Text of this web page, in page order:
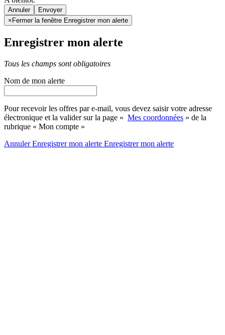
Annuler
× Fermer la fenêtre Enregistrer mon alerte
Enregistrer mon alerte
Tous les champs sont obligatoires
Nom de mon alerte
Pour recevoir les offres par e-mail, vous devez saisir votre adresse
électronique et la valider sur la page « Mes coordonnées » de la
rubrique « Mon compte »
AnnulerEnregistrer mon alerte Enregistrermon alerte